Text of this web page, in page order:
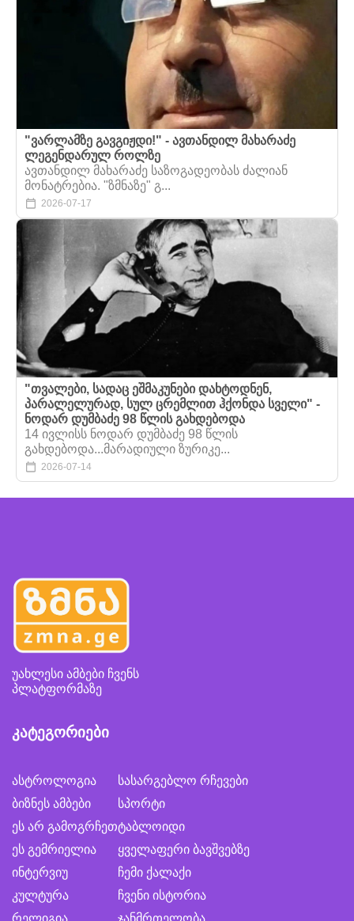
"ვარლამზე გავგიჟდი!" - ავთანდილ მახარაძე
ლეგენდარულ როლზე
ავთანდილ მახარაძე საზოგადეობას ძალიან
მონატრებია. "ზმნაზე" გ...
2026-07-17
"თვალები, სადაც ეშმაკუნები დახტოდნენ,
პარალელურად, სულ ცრემლით ჰქონდა სველი" -
ნოდარ დუმბაძე 98 წლის გახდებოდა
14 ივლისს ნოდარ დუმბაძე 98 წლის
გახდებოდა...მარადიული ზურიკე...
2026-07-14
უახლესი ამბები ჩვენს
პლატფორმაზე
კატეგორიები
ასტროლოგია
ბიზნეს ამბები
ეს არ გამოგრჩეთ
ეს გემრიელია
ინტერვიუ
კულტურა
რელიგია
სასარგებლო რჩევები
სპორტი
ტაბლოიდი
ყველაფერი ბავშვებზე
ჩემი ქალაქი
ჩვენი ისტორია
ჯანმრთელობა